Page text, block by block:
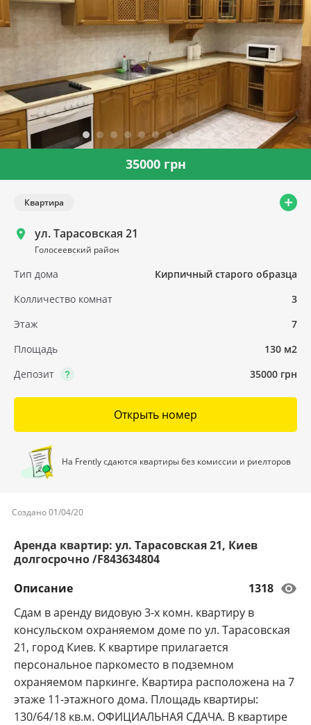
35000 грн
Квартира
ул. Тарасовская 21
Голосеевский район
Тип дома
Кирпичный старого образца
Колличество комнат
3
Этаж
7
Площадь
130 м2
Депозит
35000 грн
Открыть номер
На Frently сдаются квартиры без комиссии и риелторов
Создано 01/04/20
Аренда квартир: ул. Тарасовская 21, Киев
долгосрочно /F843634804
Описание
1318
Сдам в аренду видовую 3-х комн. квартиру в
консульском охраняемом доме по ул. Тарасовская
21, город Киев. К квартире прилагается
персональное паркоместо в подземном
охраняемом паркинге. Квартира расположена на 7
этаже 11-этажного дома. Площадь квартиры:
130/64/18 кв.м. ОФИЦИАЛЬНАЯ СДАЧА. В квартире